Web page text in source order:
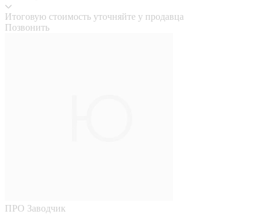
Итоговую стоимость уточняйте у продавца
Позвонить
ПРО Заводчик